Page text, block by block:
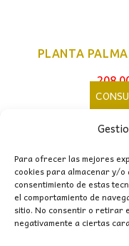
Para ofrecer las mejores
cookies para almacenar y/
consentimiento de estas
el comportamiento de
sitio. No consentir o retirar
negativamente a ciertas
PLANTA